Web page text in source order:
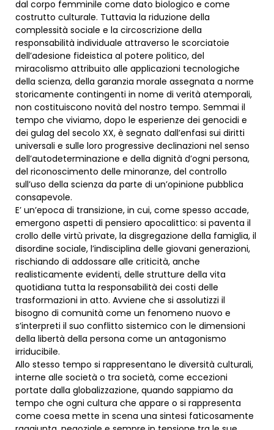
dal corpo femminile come dato biologico e come
costrutto culturale. Tuttavia la riduzione della
complessità sociale e la circoscrizione della
responsabilità individuale attraverso le scorciatoie
dell’adesione fideistica al potere politico, del
miracolismo attribuito alle applicazioni tecnologiche
della scienza, della garanzia morale assegnata a norme
storicamente contingenti in nome di verità atemporali,
non costituiscono novità del nostro tempo. Semmai il
tempo che viviamo, dopo le esperienze dei genocidi e
dei gulag del secolo XX, è segnato dall’enfasi sui diritti
universali e sulle loro progressive declinazioni nel senso
dell’autodeterminazione e della dignità d’ogni persona,
del riconoscimento delle minoranze, del controllo
sull’uso della scienza da parte di un’opinione pubblica
consapevole.
E’ un’epoca di transizione, in cui, come spesso accade,
emergono aspetti di pensiero apocalittico: si paventa il
crollo delle virtù private, la disgregazione della famiglia, il
disordine sociale, l’indisciplina delle giovani generazioni,
rischiando di addossare alle criticità, anche
realisticamente evidenti, delle strutture della vita
quotidiana tutta la responsabilità dei costi delle
trasformazioni in atto. Avviene che si assolutizzi il
bisogno di comunità come un fenomeno nuovo e
s’interpreti il suo conflitto sistemico con le dimensioni
della libertà della persona come un antagonismo
irriducibile.
Allo stesso tempo si rappresentano le diversità culturali,
interne alle società o tra società, come eccezioni
portate dalla globalizzazione, quando sappiamo da
tempo che ogni cultura che appare o si rappresenta
come coesa mette in scena una sintesi faticosamente